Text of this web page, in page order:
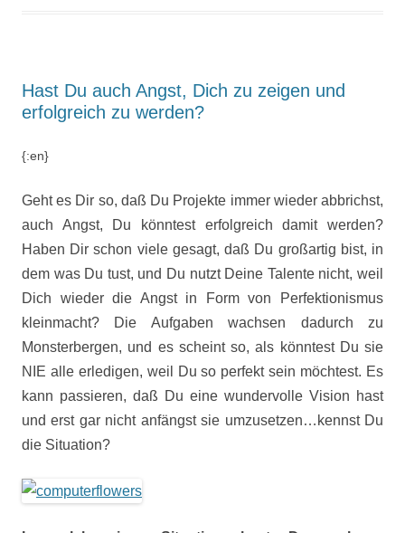
Hast Du auch Angst, Dich zu zeigen und
erfolgreich zu werden?
{:en}
Geht es Dir so, daß Du Projekte immer wieder abbrichst,
auch Angst, Du könntest erfolgreich damit werden?
Haben Dir schon viele gesagt, daß Du großartig bist, in
dem was Du tust, und Du nutzt Deine Talente nicht, weil
Dich wieder die Angst in Form von Perfektionismus
kleinmacht? Die Aufgaben wachsen dadurch zu
Monsterbergen, und es scheint so, als könntest Du sie
NIE alle erledigen, weil Du so perfekt sein möchtest. Es
kann passieren, daß Du eine wundervolle Vision hast
und erst gar nicht anfängst sie umzusetzen…kennst Du
die Situation?